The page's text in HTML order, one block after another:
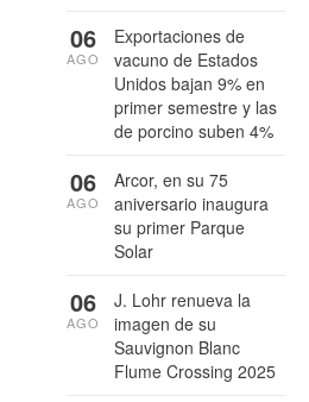
Exportaciones de
vacuno de Estados
Unidos bajan 9% en
primer semestre y las
de porcino suben 4%
06
AGO
Arcor, en su 75
aniversario inaugura
su primer Parque
Solar
06
AGO
J. Lohr renueva la
imagen de su
Sauvignon Blanc
Flume Crossing 2025
06
AGO